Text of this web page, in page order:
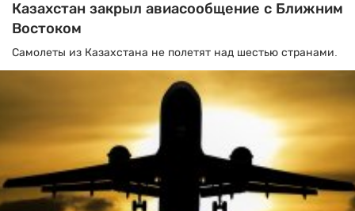
Казахстан закрыл авиасообщение с Ближним
Востоком
Самолеты из Казахстана не полетят над шестью странами.